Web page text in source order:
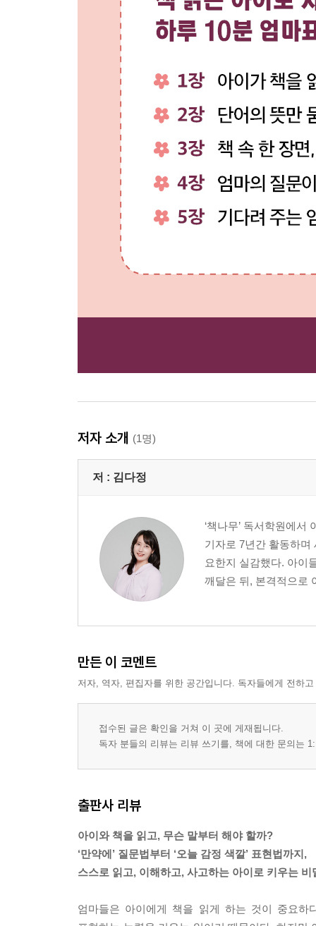
저자 소개 (1명)
저 : 김다정
‘책나무’ 독서학원에
기자로 7년간 활동하며
요한지 실감했다. 아이
깨달은 뒤, 본격적으로
만든 이 코멘트
저자, 역자, 편집자를 위한 공간입니다. 독자들에게 전하
접수된 글은 확인을 거쳐 이 곳에 게재됩니다.
독자 분들의 리뷰는 리뷰 쓰기를, 책에 대한 문의는
출판사 리뷰
아이와 책을 읽고, 무슨 말부터 해야 할까?
‘만약에’ 질문법부터 ‘오늘 감정 색깔’ 표현법까지,
스스로 읽고, 이해하고, 사고하는 아이로 키우는 비
엄마들은 아이에게 책을 읽게 하는 것이 중요